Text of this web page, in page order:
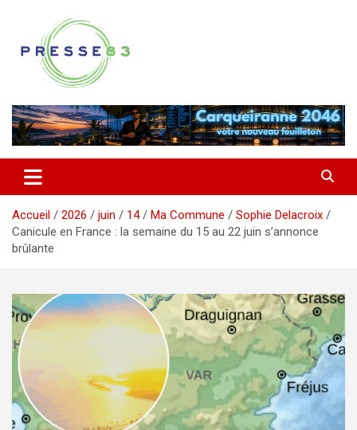
contenu
Presse 83
Accueil 2026 juin 14 Ma Commune
Sophie Delacroix
Canicule en France : la semaine du 15 au 22 juin s’annonce
brûlante